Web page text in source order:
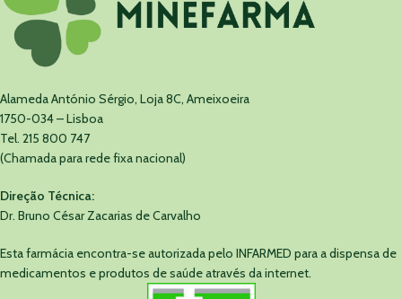
Alameda António Sérgio, Loja 8C, Ameixoeira
1750-034 – Lisboa
Tel. 215 800 747
(Chamada para rede fixa nacional)
Direção Técnica:
Dr. Bruno César Zacarias de Carvalho
Esta farmácia encontra-se autorizada pelo INFARMED para a dispensa de
medicamentos e produtos de saúde através da internet.